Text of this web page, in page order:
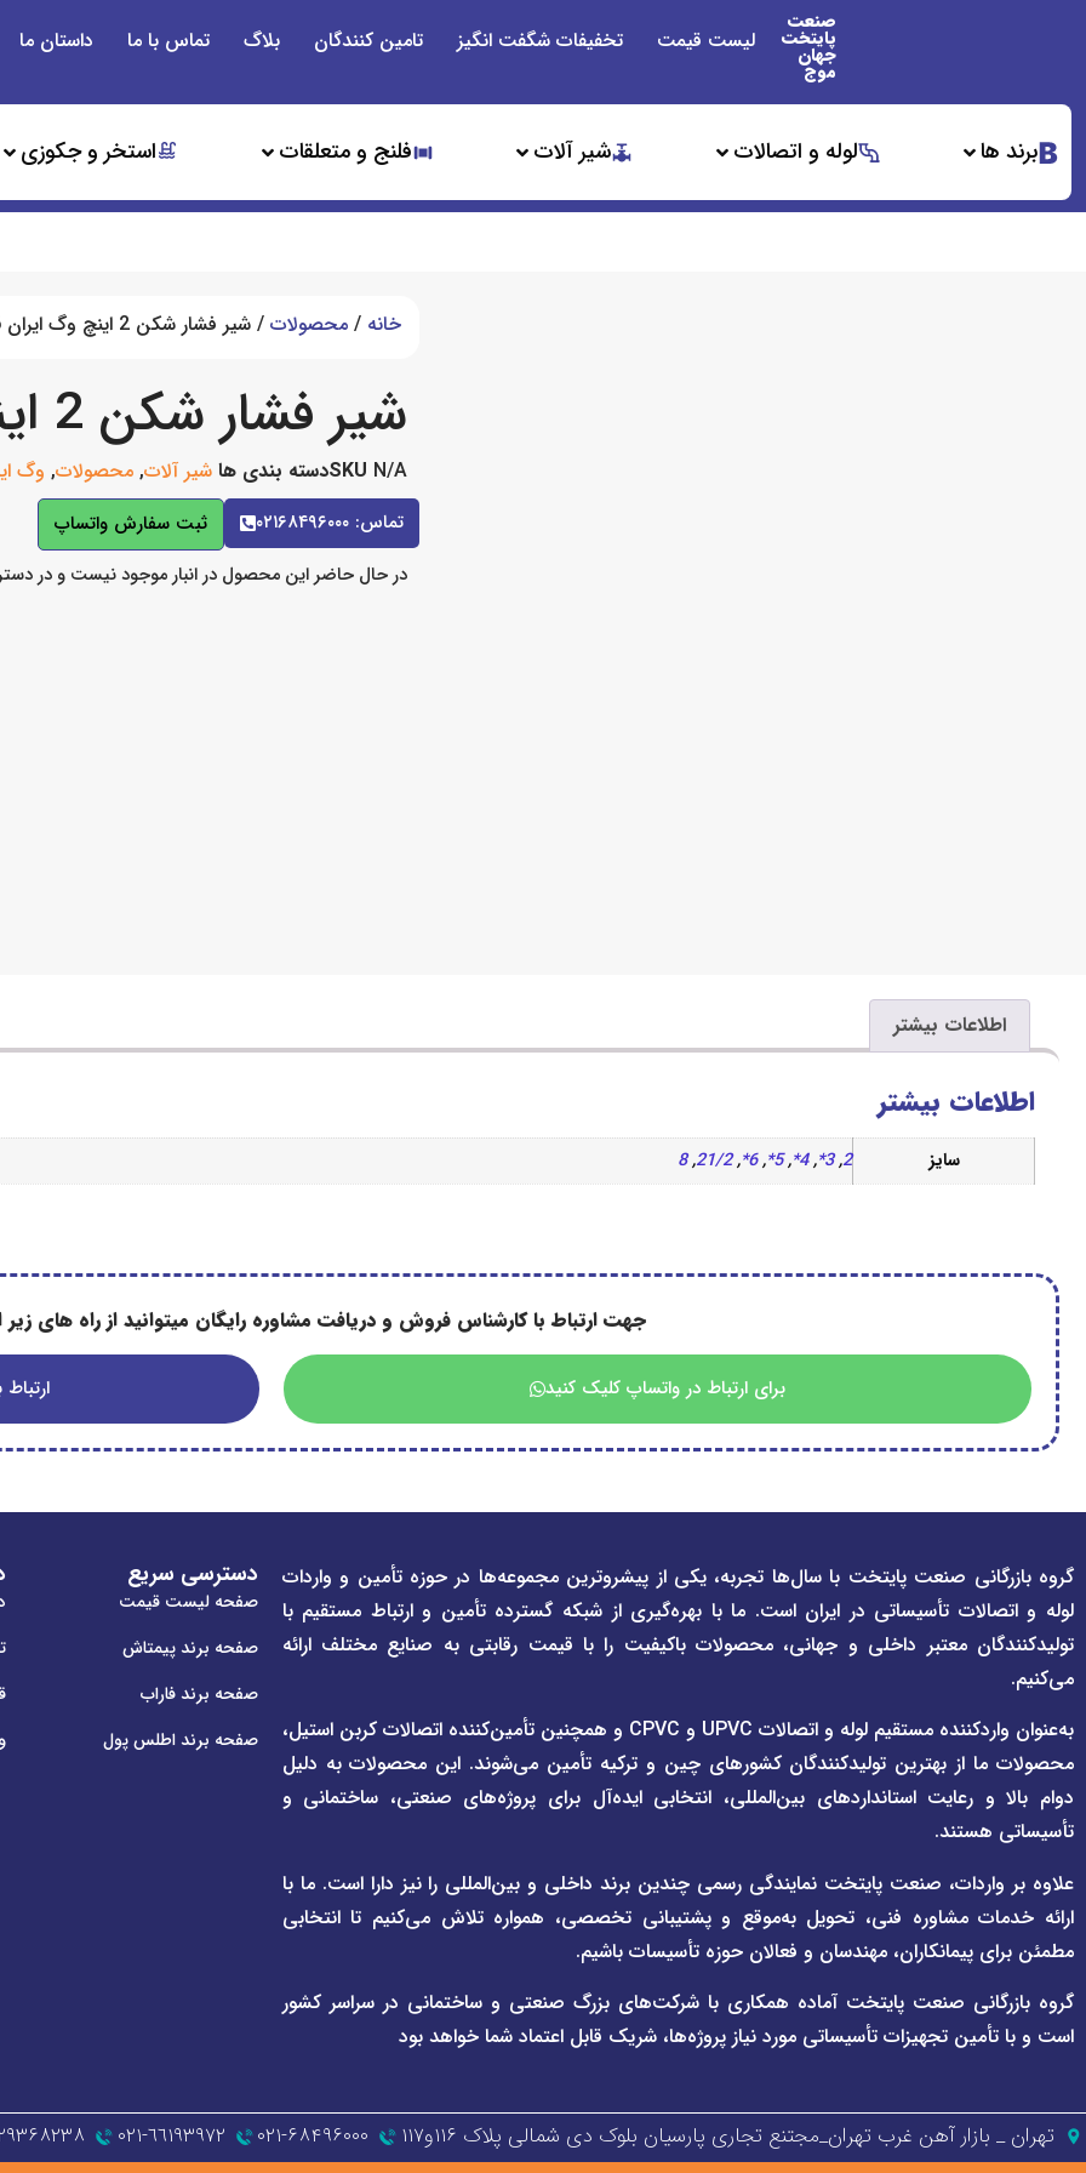
صنعت
پایتخت
جهان
موج
لیست قیمت تخفیفات شگفت انگیز تامین کنندگان بلاگ تماس با ما داستان ما
برند ها لوله و اتصالات شیر آلات فلنج و متعلقات استخر و جکوزی
خانه / محصولات / شیر فشار شکن 2 اینچ وگ ایران PN16
شیر فشار شکن 2 اینچ وگ ایران PN16
SKU N/A دسته بندی ها شیر آلات, محصولات, وگ
تماس: ۰۲۱۶۸۴۹۶۰۰۰ ثبت سفارش واتساپ
در حال حاضر این محصول در انبار موجود نیست و در
اطلاعات بیشتر
اطلاعات بیشتر
سایز 2
,
3*
,
4*
,
5*
,
6*
,
21/2
,
8
جهت ارتباط با کارشناس فروش و دریافت مشاوره رایگان میتوانید از راه های زیر
ارتباط برای ارتباط در واتساپ کلیک کنید
گروه بازرگانی صنعت پایتخت با سال‌ها تجربه، یکی از پیشروترین مجموعه‌ها در حوزه تأمین و واردات
لوله و اتصالات تأسیساتی در ایران است. ما با بهره‌گیری از شبکه گسترده تأمین و ارتباط مستقیم با
تولیدکنندگان معتبر داخلی و جهانی، محصولات باکیفیت را با قیمت رقابتی به صنایع مختلف ارائه
می‌کنیم.
به‌عنوان واردکننده مستقیم لوله و اتصالات UPVC و CPVC و همچنین تأمین‌کننده اتصالات کربن استیل،
محصولات ما از بهترین تولیدکنندگان کشورهای چین و ترکیه تأمین می‌شوند. این محصولات به دلیل
دوام بالا و رعایت استانداردهای بین‌المللی، انتخابی ایده‌آل برای پروژه‌های صنعتی، ساختمانی و
تأسیساتی هستند.
علاوه بر واردات، صنعت پایتخت نمایندگی رسمی چندین برند داخلی و بین‌المللی را نیز دارا است. ما با
ارائه خدمات مشاوره فنی، تحویل به‌موقع و پشتیبانی تخصصی، همواره تلاش می‌کنیم تا انتخابی
مطمئن برای پیمانکاران، مهندسان و فعالان حوزه تأسیسات باشیم.
گروه بازرگانی صنعت پایتخت آماده همکاری با شرکت‌های بزرگ صنعتی و ساختمانی در سراسر کشور
است و با تأمین تجهیزات تأسیساتی مورد نیاز پروژه‌ها، شریک قابل اعتماد شما خواهد بود
دسترسی سریع
صفحه لیست قیمت
صفحه برند پیمتاش
صفحه برند فاراب
صفحه برند اطلس پول
تهران _ بازار آهن غرب تهران_مجتنع تجاری پارسیان بلوک دی شمالی پلاک ۱۱۶و۱۱۷ ۰۲۱-۶۸۴۹۶۰۰۰ ٦٦١٩٣٩٧٢-٠٢١